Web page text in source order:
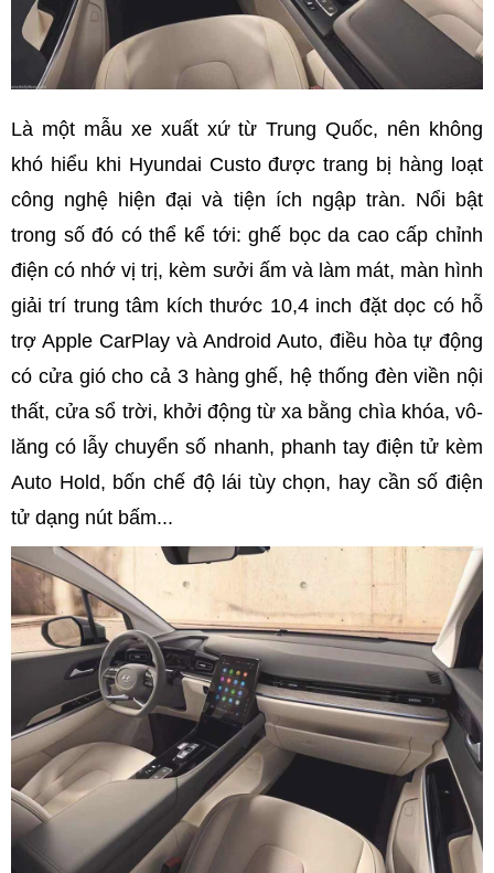
Là một mẫu xe xuất xứ từ Trung Quốc, nên không
khó hiểu khi Hyundai Custo được trang bị hàng loạt
công nghệ hiện đại và tiện ích ngập tràn. Nổi bật
trong số đó có thể kể tới: ghế bọc da cao cấp chỉnh
điện có nhớ vị trị, kèm sưởi ấm và làm mát, màn hình
giải trí trung tâm kích thước 10,4 inch đặt dọc có hỗ
trợ Apple CarPlay và Android Auto, điều hòa tự động
có cửa gió cho cả 3 hàng ghế, hệ thống đèn viền nội
thất, cửa sổ trời, khởi động từ xa bằng chìa khóa, vô-
lăng có lẫy chuyển số nhanh, phanh tay điện tử kèm
Auto Hold, bốn chế độ lái tùy chọn, hay cần số điện
tử dạng nút bấm...